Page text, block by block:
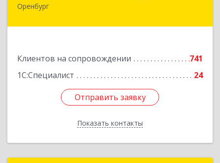
Оренбург
Клиентов на сопровождении
741
1С:Специалист
24
Отправить заявку
Показать контакты
460044, Оренбургская обл, Оренбург, Березка
Отправить заявку
Назад